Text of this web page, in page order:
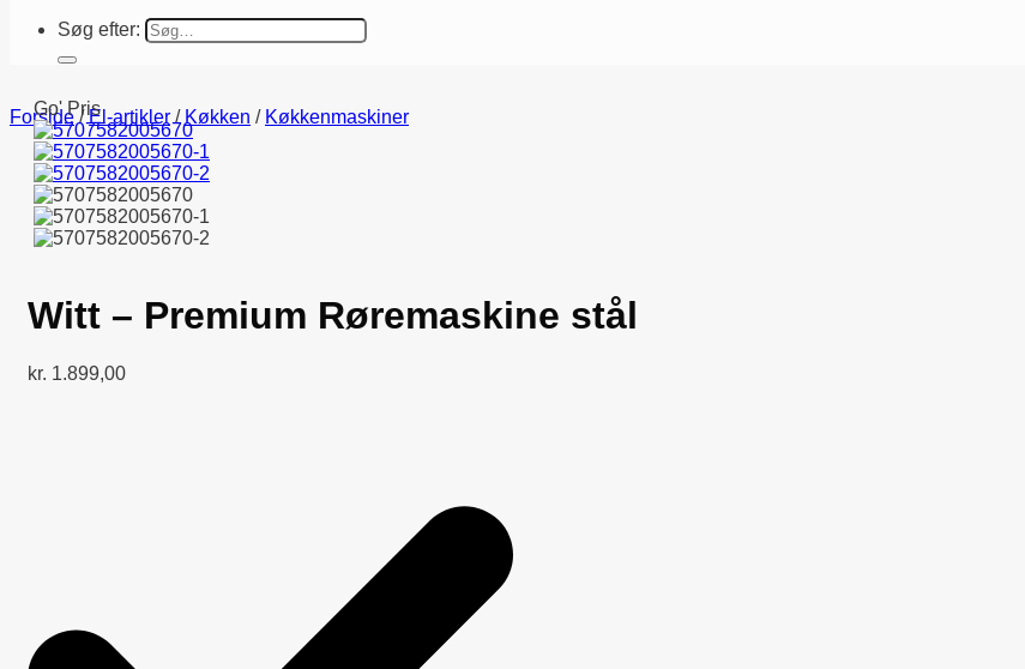
Søg efter:
Forside / El-artikler / Køkken / Køkkenmaskiner
Go' Pris
Witt – Premium Røremaskine stål
kr. 1.899,00